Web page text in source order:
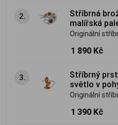
2.
Stříbrná
malířská
Originální
palety
1 890 Kč
3.
Stříbrný
světlo v
Originální
pravými
1 390 Kč